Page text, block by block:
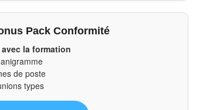
Pack Conformité
la formation
de poste
types